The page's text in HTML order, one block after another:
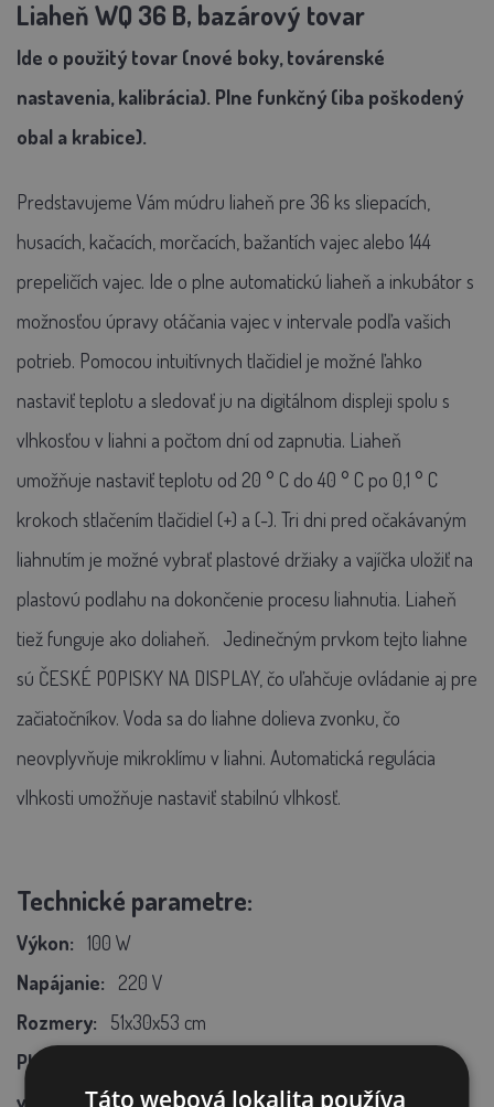
Liaheň WQ 36 B, bazárový tovar
Ide o použitý tovar (nové boky, továrenské
nastavenia, kalibrácia). Plne funkčný (iba poškodený
obal a krabice).
Predstavujeme Vám múdru liaheň pre 36 ks sliepacích,
husacích, kačacích, morčacích, bažantích vajec alebo 144
prepeličích vajec. Ide o plne automatickú liaheň a inkubátor s
možnosťou úpravy otáčania vajec v intervale podľa vašich
potrieb. Pomocou intuitívnych tlačidiel je možné ľahko
nastaviť teplotu a sledovať ju na digitálnom displeji spolu s
vlhkosťou v liahni a počtom dní od zapnutia. Liaheň
umožňuje nastaviť teplotu od 20 ° C do 40 ° C po 0,1 ° C
krokoch stlačením tlačidiel (+) a (-). Tri dni pred očakávaným
liahnutím je možné vybrať plastové držiaky a vajíčka uložiť na
plastovú podlahu na dokončenie procesu liahnutia. Liaheň
tiež funguje ako doliaheň.
Jedinečným prvkom tejto liahne
sú ČESKÉ POPISKY NA DISPLAY, čo uľahčuje ovládanie aj pre
začiatočníkov. Voda sa do liahne dolieva zvonku, čo
neovplyvňuje mikroklímu v liahni. Automatická regulácia
vlhkosti umožňuje nastaviť stabilnú vlhkosť.
Technické parametre:
Výkon: 100 W
Napájanie:
220 V
Rozmery:
51x30x53 cm
Plne automatická prevádzka vrátane regulácie
vlhkosti Táto webová lokalita používa